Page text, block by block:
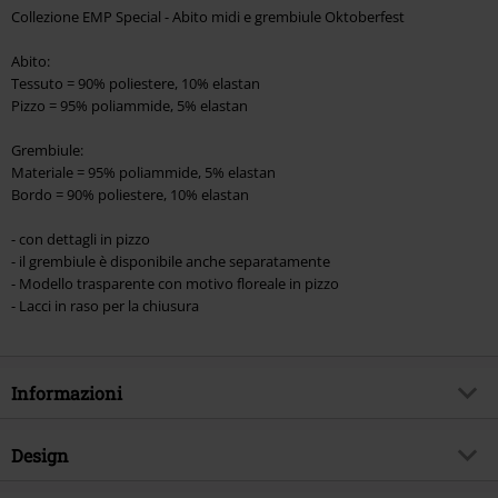
Collezione EMP Special - Abito midi e grembiule Oktoberfest
Abito:
Tessuto = 90% poliestere, 10% elastan
Pizzo = 95% poliammide, 5% elastan
Grembiule:
Materiale = 95% poliammide, 5% elastan
Bordo = 90% poliestere, 10% elastan
- con dettagli in pizzo
- il grembiule è disponibile anche separatamente
- Modello trasparente con motivo floreale in pizzo
- Lacci in raso per la chiusura
Informazioni
Codice articolo
Design